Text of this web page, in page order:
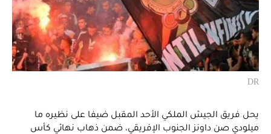
DR
يحل فريق الجيش الملكي الأحد المقبل ضيفا على نظيره ما
ميلودي صن داونز الجنوب الإفريقي، ضمن ذهاب نهائي كأس